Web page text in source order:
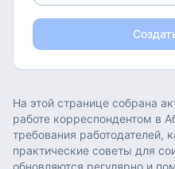
На этой странице собрана
работе корреспондентом в
требования работодателей,
практические советы для
обновляются регулярно и